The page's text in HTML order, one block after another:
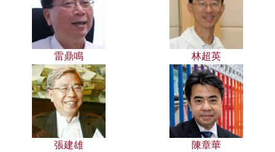
雷鼎鳴 林超英
張建雄 陳章華